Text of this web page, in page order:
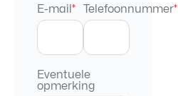
E-mail * Telefoonnummer*
Eventuele
opmerking